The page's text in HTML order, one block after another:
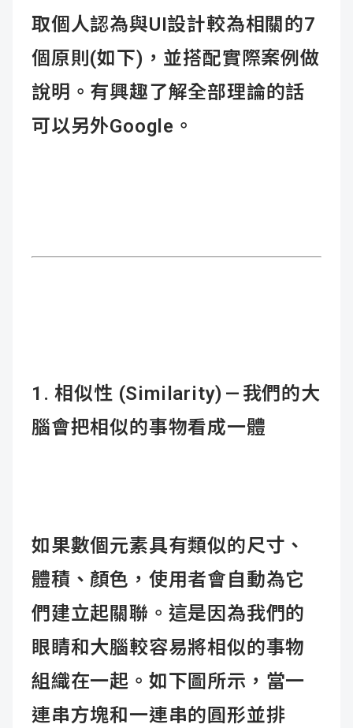
取個人認為與UI設計較為相關的7
個原則(如下)，並搭配實際案例做
說明。有興趣了解全部理論的話
可以另外Google。
1.相似性 (Similarity) — 我們的大
腦會把相似的事物看成一體
如果數個元素具有類似的尺寸、
體積、顏色，使用者會自動為它
們建立起關聯。這是因為我們的
眼睛和大腦較容易將相似的事物
組織在一起。如下圖所示，當一
連串方塊和一連串的圓形並排